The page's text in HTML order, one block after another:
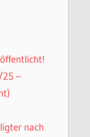
25 –
nach